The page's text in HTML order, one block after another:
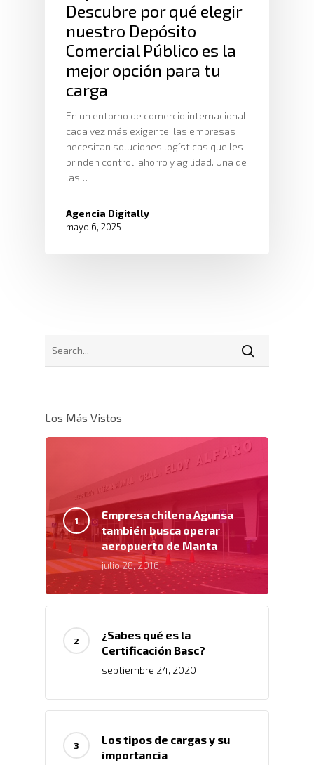
Descubre por qué elegir
nuestro Depósito
Comercial Público es la
mejor opción para tu
carga
En un entorno de comercio internacional
cada vez más exigente, las empresas
necesitan soluciones logísticas que les
brinden control, ahorro y agilidad. Una de
las…
Agencia Digitally
mayo 6, 2025
Los Más Vistos
Empresa chilena Agunsa
también busca operar
aeropuerto de Manta
julio 28, 2016
¿Sabes qué es la
Certificación Basc?
septiembre 24, 2020
Los tipos de cargas y su
importancia
Inicio
Nosotros